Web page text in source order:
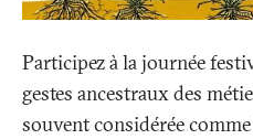
Participez à la journée
gestes ancestraux des
souvent considérée